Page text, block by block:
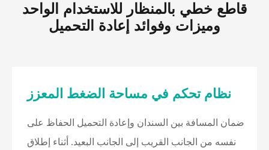
قاطع خطي بالمنظار للاستخدام الواحد
وميزات وفوائد إعادة التحميل
نظام تحكم في مساحة الضغط المعزز
ضمان المسافة بين السندان وإعادة التحميل الحفاظ على
نفسه من الجانب القريب إلى الجانب البعيد. أثناء إطلاق